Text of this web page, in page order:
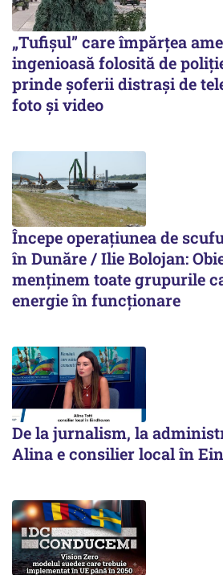
„Tufișul” care împărțea
ingenioasă folosită de
prinde șoferii distrași de
foto și video
Începe operațiunea de
în Dunăre / Ilie Bolojan:
menținem toate grupurile
energie în funcționare
De la jurnalism, la
Alina e consilier local în